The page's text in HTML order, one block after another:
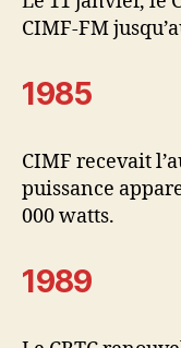
CIMF-FM
1985
CIMF recevait
puissance
000 watts.
1989